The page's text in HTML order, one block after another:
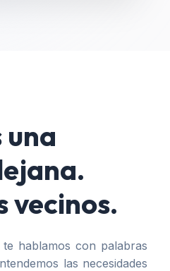
una
vecinos.
hablamos con palabras
las necesidades